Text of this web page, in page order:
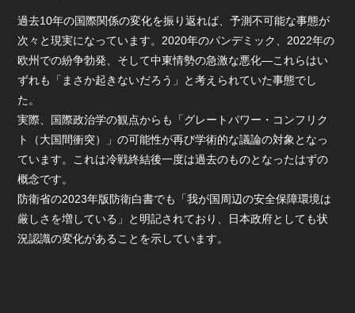
過去10年の国際関係の変化を振り返れば、予測不可能な事態が
次々と現実になっています。2020年のパンデミック、2022年の
欧州での紛争勃発、そして中東情勢の急激な悪化—これらはい
ずれも「まさか起きないだろう」と考えられていた事態でし
た。
実際、国際政治学の観点からも「グレートパワー・コンフリク
ト（大国間衝突）」の可能性が再び学術的な議論の対象となっ
ています。これは冷戦終結後一度は過去のものとなったはずの
概念です。
防衛省の2023年版防衛白書でも「我が国周辺の安全保障環境は
厳しさを増している」と明記されており、日本政府としても状
況認識の変化があることを示しています。